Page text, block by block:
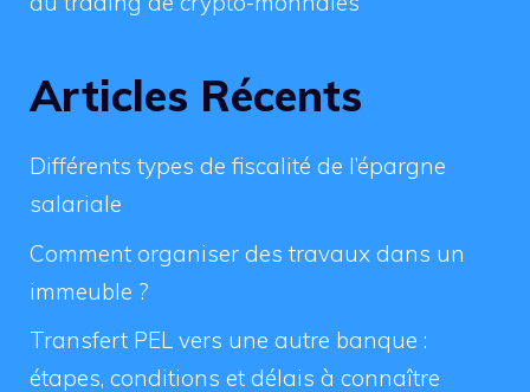
Articles Récents
Différents types de fiscalité de l’épargne
salariale
Comment organiser des travaux dans un
immeuble ?
Transfert PEL vers une autre banque :
étapes, conditions et délais à connaître